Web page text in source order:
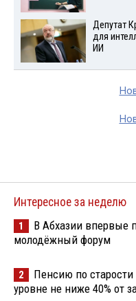
Депутат
для
ИИ
Интересное за неделю
1
В Абхазии впервые
молодёжный форум
2
Пенсию по
уровне не ниже 40% от